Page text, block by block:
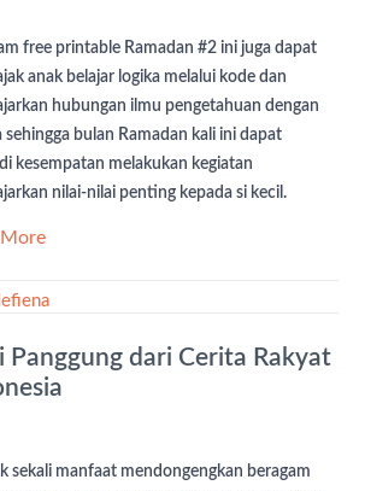
free printable Ramadan #2 ini juga dapat
anak belajar logika melalui kode dan
hubungan ilmu pengetahuan dengan
sehingga bulan Ramadan kali ini dapat
kesempatan melakukan kegiatan
nilai-nilai penting kepada si kecil.
More
Panggung dari Cerita Rakyat
sekali manfaat mendongengkan beragam